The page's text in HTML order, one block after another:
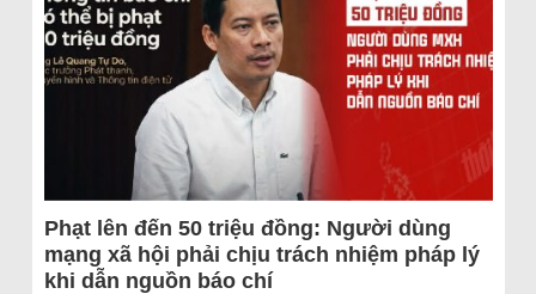
Phạt lên đến 50 triệu đồng: Người dùng
mạng xã hội phải chịu trách nhiệm pháp lý
khi dẫn nguồn báo chí